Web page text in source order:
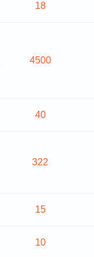
18
4500
40
322
15
10